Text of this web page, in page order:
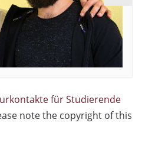
für Studierende
note the copyright of this